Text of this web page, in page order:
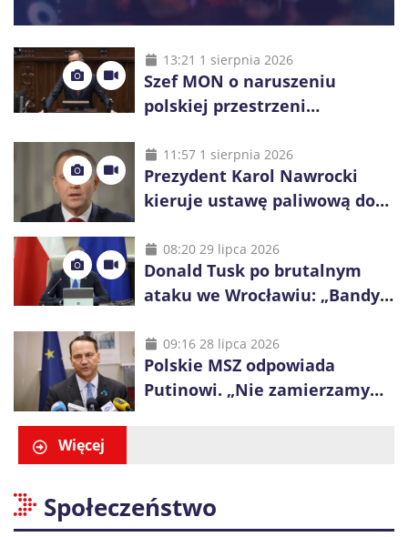
13:21 1 sierpnia 2026
Szef MON o naruszeniu
polskiej przestrzeni
zostałaby zestrzelona”
11:57 1 sierpnia 2026
Prezydent Karol Nawrocki
kieruje ustawę paliwową do
Ostrzega przed podwyżkami
08:20 29 lipca 2026
Donald Tusk po brutalnym
ataku we Wrocławiu: „Bandyci
polskich ulicach”
09:16 28 lipca 2026
Polskie MSZ odpowiada
Putinowi. „Nie zamierzamy
Więcej
Społeczeństwo